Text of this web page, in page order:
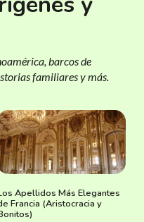
barcos de
familiares y más.
Apellidos Más Elegantes
Francia (Aristocracia y